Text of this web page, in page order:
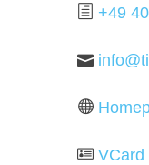
+49
VCard